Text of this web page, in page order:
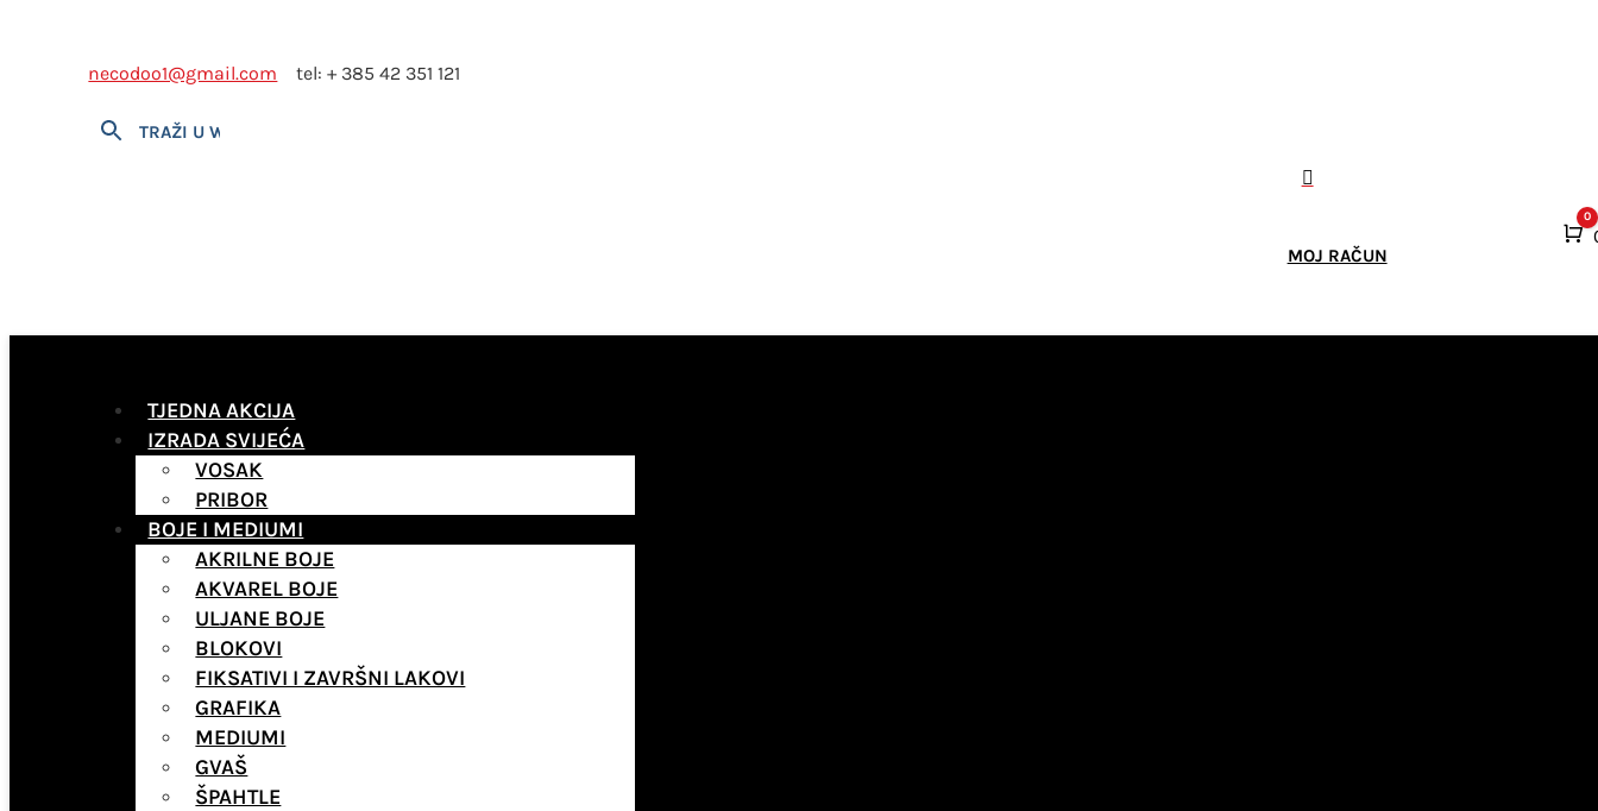
necodoo1@gmail.com tel: + 385 42 351 121

MOJ RAČUN
0
TJEDNA AKCIJA
IZRADA SVIJEĆA
VOSAK
PRIBOR
BOJE I MEDIUMI
AKRILNE BOJE
AKVAREL BOJE
ULJANE BOJE
BLOKOVI
FIKSATIVI I ZAVRŠNI LAKOVI
GRAFIKA
MEDIUMI
GVAŠ
ŠPAHTLE